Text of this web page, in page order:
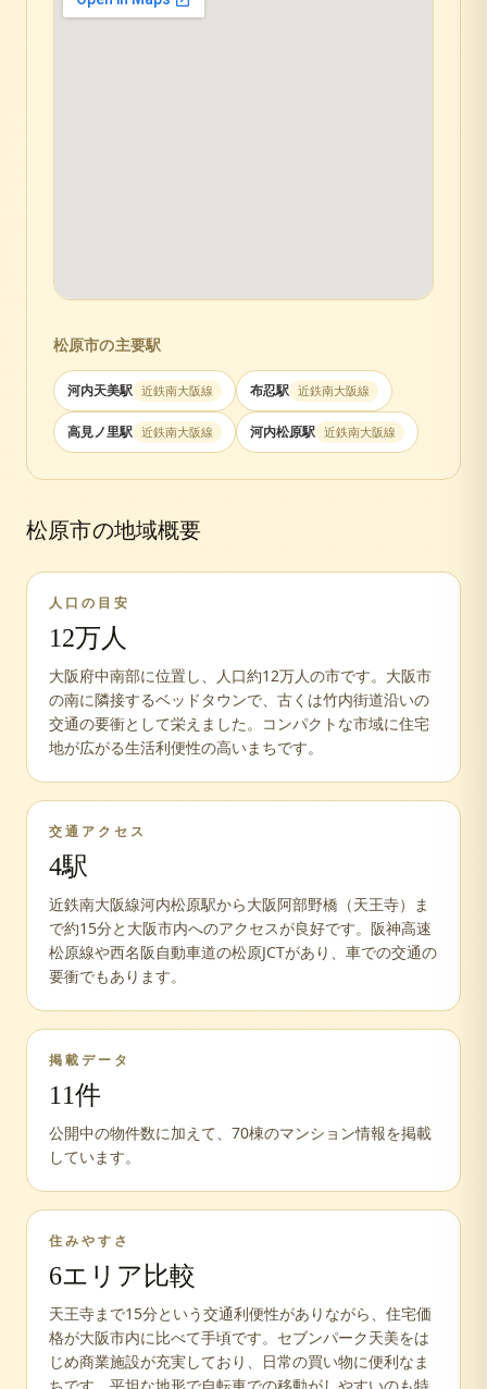
松原市の主要駅
河内天美駅 近鉄南大阪線 布忍駅 近鉄南大阪線
高見ノ里駅 近鉄南大阪線 河内松原駅 近鉄南大阪線
松原市の地域概要
人口の目安
12万人
大阪府中南部に位置し、人口約12万人の市です。大阪市
の南に隣接するベッドタウンで、古くは竹内街道沿いの
交通の要衝として栄えました。コンパクトな市域に住宅
地が広がる生活利便性の高いまちです。
交通アクセス
4駅
近鉄南大阪線河内松原駅から大阪阿部野橋（天王寺）ま
で約15分と大阪市内へのアクセスが良好です。阪神高速
松原線や西名阪自動車道の松原JCTがあり、車での交通の
要衝でもあります。
掲載データ
11件
公開中の物件数に加えて、 70棟のマンション情報を掲載
しています。
住みやすさ
6エリア比較
天王寺まで15分という交通利便性がありながら、住宅価
格が大阪市内に比べて手頃です。セブンパーク天美をは
じめ商業施設が充実しており、日常の買い物に便利なま